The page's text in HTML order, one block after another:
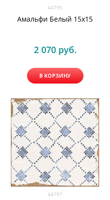
44795
Амальфи Белый 15x15
2 070 руб.
В КОРЗИНУ
44797